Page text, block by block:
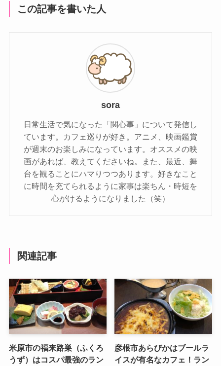
この記事を書いた人
sora
日常生活で気になった「関心事」について発信し
ています。カフェ巡りが好き。アニメ、映画鑑賞
が週末のお楽しみになっています。オススメの映
画があれば、教えてくださいね。また、最近、舞
台を観ることにハマりつつあります。好きなこと
に時間を充てられるように家事は楽ちん・時短を
心がけるようになりました（笑）
関連記事
米原市の福来路巣（ふくろ
うず）はコスパ最強のラン
彦根市あらびかはブールラ
イスが有名なカフェ！ラン